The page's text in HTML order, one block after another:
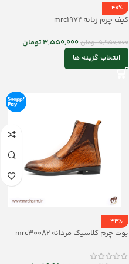
-40%
کیف چرم زنانه mrc1972
5,950,000تومان3,550,000تومان
انتخاب گزینه ها
-43%
بوت چرم کلاسیک مردانه mrc30082